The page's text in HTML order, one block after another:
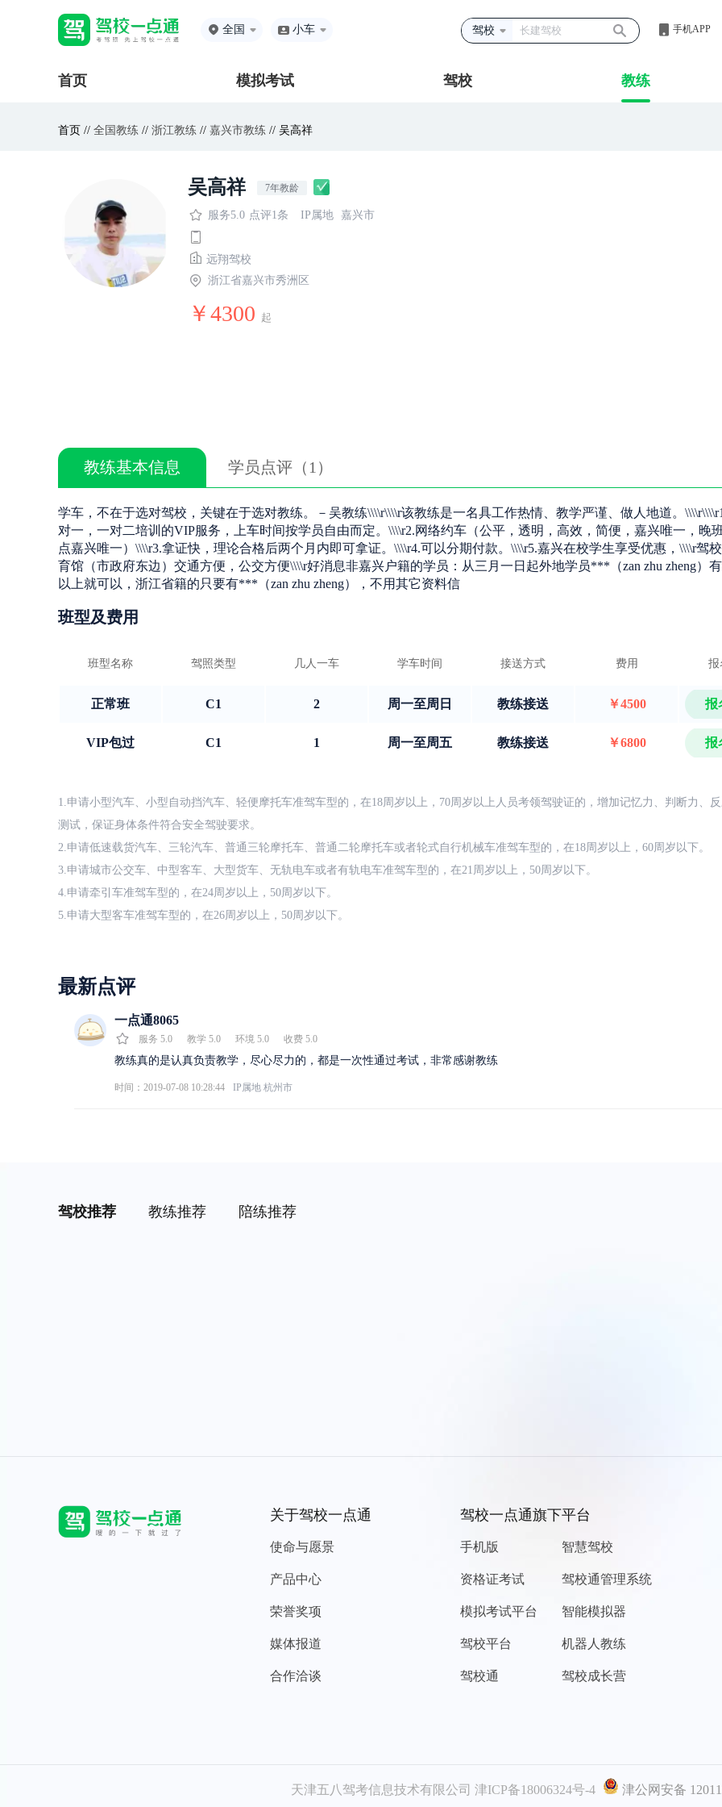
全国 小车 驾校 手机APP
首页 模拟考试 驾校 教练
首页 // 全国教练 // 浙江教练 // 嘉兴市教练 // 吴高祥
吴高祥 7年教龄
服务5.0 点评1条 IP属地 嘉兴市
远翔驾校
浙江省嘉兴市秀洲区
￥4300 起
教练基本信息 学员点评（1）
学车，不在于选对驾校，关键在于选对教练。－吴教练\\\\r​‌‌\\\\r该教练是一名具工作热情、教学严谨、做人地道。
对一，一对二培训的VIP服务，上车时间按学员自由而定。\\\\r2.网络约车（公平，透明，高效，简便，嘉兴唯一，晚
点嘉兴唯一）\\\\r3.拿证快，理论合格后两个月内即可拿证。\\\\r4.可以分期付款。\\\\r5.嘉兴在校学生享受优惠，\\\\r驾
育馆（市政府东边）交通方便，公交方便\\\\r好消息非嘉兴户籍的学员：从三月一日起外地学员***（zan zhu zheng）
以上就可以，浙江省籍的只要有***（zan zhu zheng），不用其它资料信
班型及费用
班型名称 驾照类型 几人一车 学车时间 接送方式 费用 报
正常班 C1 2 周一至周日 教练接送 ￥4500 报
VIP包过 C1 1 周一至周五 教练接送 ￥6800 报
1.申请小型汽车、小型自动挡汽车、轻便摩托车准驾车型的，在18周岁以上，70周岁以上人员考领驾驶证的，增加记忆力、判断力、
测试，保证身体条件符合安全驾驶要求。
2.申请低速载货汽车、三轮汽车、普通三轮摩托车、普通二轮摩托车或者轮式自行机械车准驾车型的，在18周岁以上，60周岁以下。
3.申请城市公交车、中型客车、大型货车、无轨电车或者有轨电车准驾车型的，在21周岁以上，50周岁以下。
4.申请牵引车准驾车型的，在24周岁以上，50周岁以下。
5.申请大型客车准驾车型的，在26周岁以上，50周岁以下。
最新点评
一点通8065
服务 5.0 教学 5.0 环境 5.0 收费 5.0
教练真的是认真负责教学，尽心尽力的，都是一次性通过考试，非常感谢教练
时间：2019-07-08 10:28:44 IP属地 杭州市
驾校推荐 教练推荐 陪练推荐
关于驾校一点通
使命与愿景
产品中心
荣誉奖项
媒体报道
合作洽谈
驾校一点通旗下平台
手机版
资格证考试
模拟考试平台
驾校平台
驾校通
智慧驾校
驾校通管理系统
智能模拟器
机器人教练
驾校成长营
天津五八驾考信息技术有限公司 津ICP备18006324号-4 津公网安备